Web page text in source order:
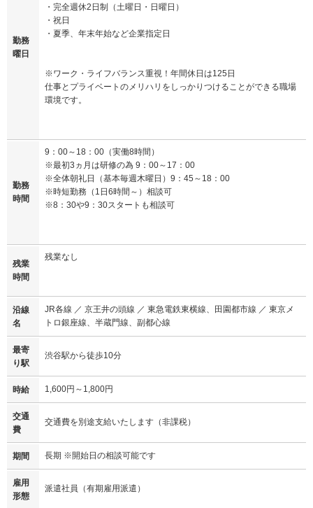
勤務
曜日
・完全週休2日制（土曜日・日曜日）
・祝日
・夏季、年末年始など企業指定日
※ワーク・ライフバランス重視！年間休日は125日
仕事とプライベートのメリハリをしっかりつけることができる職場
環境です。
勤務
時間
9：00～18：00（実働8時間）
※最初3ヵ月は研修の為 9：00～17：00
※全体朝礼日（基本毎週木曜日）9：45～18：00
※時短勤務（1日6時間～）相談可
※8：30や9：30スタートも相談可
残業
時間
残業なし
沿線
名
JR各線 ／ 京王井の頭線 ／ 東急電鉄東横線、田園都市線 ／ 東京メ
トロ銀座線、半蔵門線、副都心線
最寄
り駅
渋谷駅から徒歩10分
時給 1,600円～1,800円
交通
費
交通費を別途支給いたします（非課税）
期間 長期 ※開始日の相談可能です
雇用
形態
派遣社員（有期雇用派遣）